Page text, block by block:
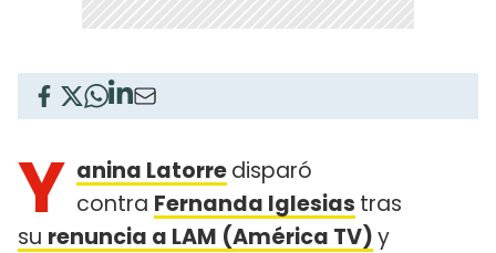
Y anina Latorredisparó
contra Fernanda Iglesias tras
su renuncia a LAM (América TV)y